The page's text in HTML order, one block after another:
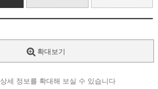
확대보기
상세 정보를 확대해 보실 수 있습니다